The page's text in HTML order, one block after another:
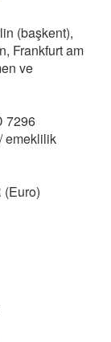
(başkent),
Frankfurt am
ve
7296
emeklilik
(Euro)